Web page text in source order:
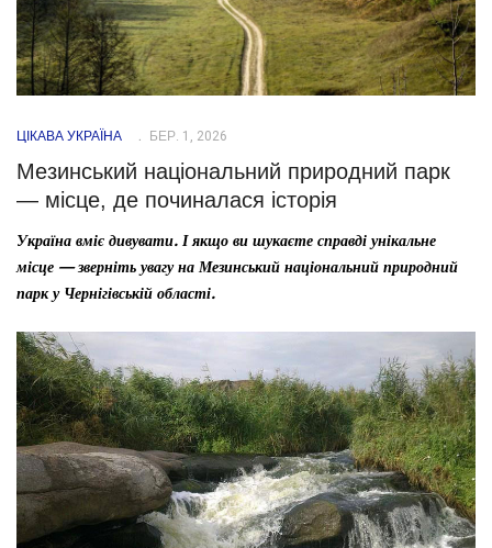
ЦІКАВА УКРАЇНА БЕР. 1, 2026
Мезинський національний природний парк
— місце, де починалася історія
Україна вміє дивувати. І якщо ви шукаєте справді унікальне
місце — зверніть увагу на Мезинський національний природний
парк у Чернігівській області.